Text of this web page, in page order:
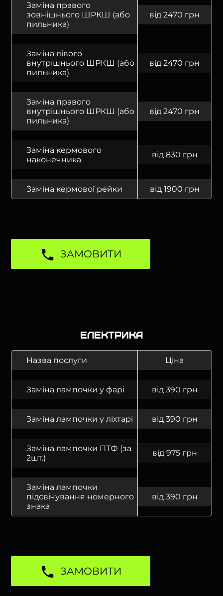
Заміна правого
зовнішнього ШРКШ (або
пильника)
від 2470 грн
Заміна лівого
внутрішнього ШРКШ (або
пильника)
від 2470 грн
Заміна правого
внутрішнього ШРКШ (або
пильника)
від 2470 грн
Заміна кермового
наконечника
від 830 грн
Заміна кермової рейки від 1900 грн
ЗАМОВИТИ
Електрика
Назва послуги Ціна
Заміна лампочки у фарі від 390 грн
Заміна лампочки у ліхтарі від 390 грн
Заміна лампочки ПТФ (за
2шт.)
від 975 грн
Заміна лампочки
підсвічування номерного
знака
від 390 грн
ЗАМОВИТИ